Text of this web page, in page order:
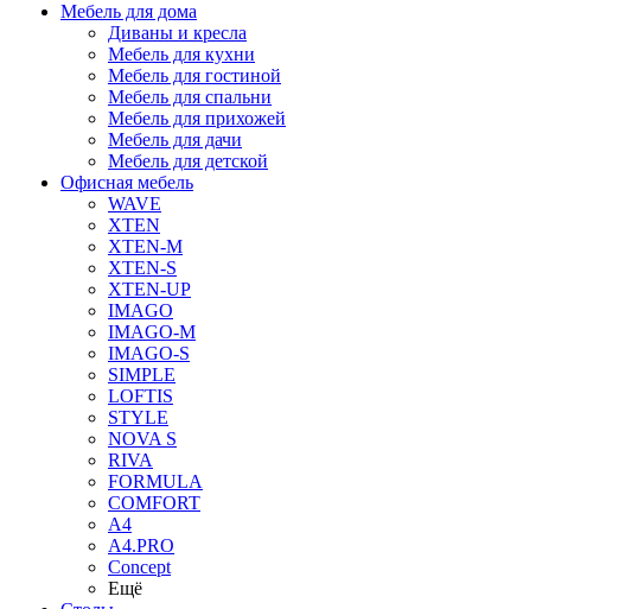
Мебель для дома
Диваны и кресла
Мебель для кухни
Мебель для гостиной
Мебель для спальни
Мебель для прихожей
Мебель для дачи
Мебель для детской
Офисная мебель
WAVE
XTEN
XTEN-M
XTEN-S
XTEN-UP
IMAGO
IMAGO-M
IMAGO-S
SIMPLE
LOFTIS
STYLE
NOVA S
RIVA
FORMULA
COMFORT
A4
A4.PRO
Concept
Ещё